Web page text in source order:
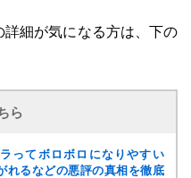
細が気になる方は、下の
ら
ってボロボロになりやすい
れるなどの悪評の真相を徹底